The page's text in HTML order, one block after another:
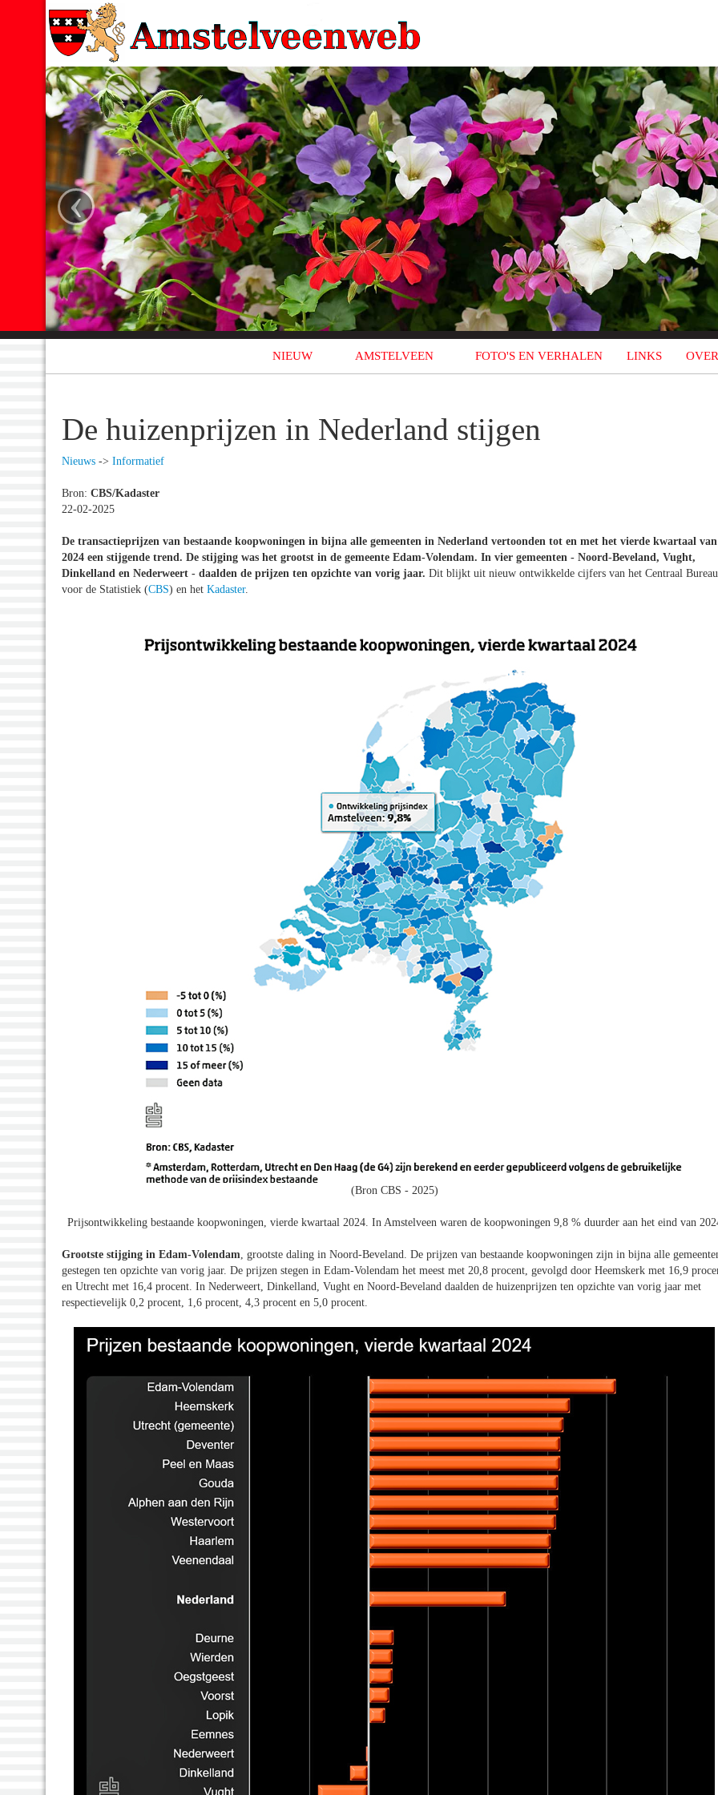
‹
NIEUW AMSTELVEEN FOTO'S EN VERHALEN LINKS
De huizenprijzen in Nederland stijgen
Nieuws -> Informatief
Bron: CBS/Kadaster
22-02-2025
De transactieprijzen van bestaande koopwoningen in bijna alle gemeenten in Nederland vertoonden tot en met het vierde kwartaal van
2024 een stijgende trend. De stijging was het grootst in de gemeente Edam-Volendam. In vier gemeenten - Noord-Beveland, Vught,
Dinkelland en Nederweert - daalden de prijzen ten opzichte van vorig jaar. Dit blijkt uit nieuw ontwikkelde cijfers van het Centraal Bureau
voor de Statistiek (CBS) en het Kadaster.
(Bron CBS - 2025)
Prijsontwikkeling bestaande koopwoningen, vierde kwartaal 2024. In Amstelveen waren de koopwoningen 9,8 % duurder aan het eind van
Grootste stijging in Edam-Volendam , grootste daling in Noord-Beveland. De prijzen van bestaande koopwoningen zijn in bijna alle
gestegen ten opzichte van vorig jaar. De prijzen stegen in Edam-Volendam het meest met 20,8 procent, gevolgd door Heemskerk met 16,9
en Utrecht met 16,4 procent. In Nederweert, Dinkelland, Vught en Noord-Beveland daalden de huizenprijzen ten opzichte van vorig jaar met
respectievelijk 0,2 procent, 1,6 procent, 4,3 procent en 5,0 procent.